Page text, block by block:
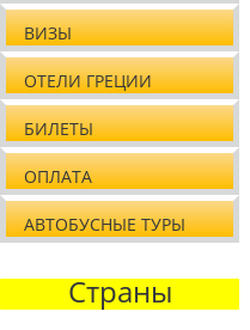
ВИЗЫ
ОТЕЛИ ГРЕЦИИ
БИЛЕТЫ
ОПЛАТА
АВТОБУСНЫЕ ТУРЫ
Страны